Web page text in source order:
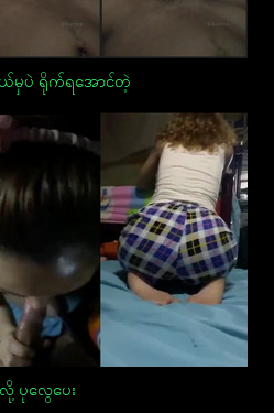
မှပဲ ရိုက်ရအောင်တဲ့
လို့ ပုလွေပေး